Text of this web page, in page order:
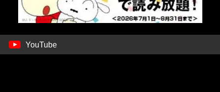
YouTube